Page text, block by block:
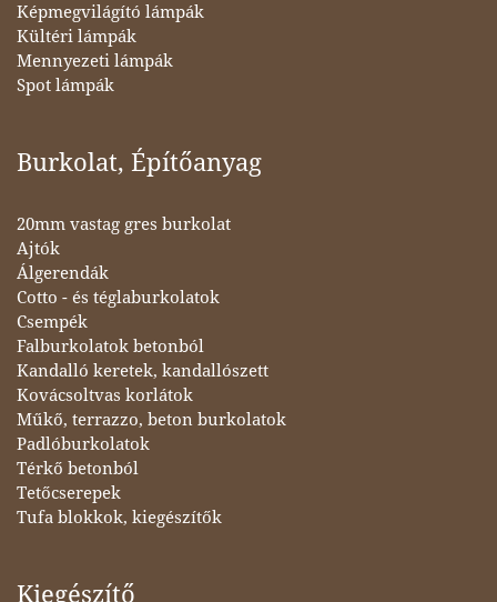
Képmegvilágító lámpák
Kültéri lámpák
Mennyezeti lámpák
Spot lámpák
Burkolat, Építőanyag
20mm vastag gres burkolat
Ajtók
Álgerendák
Cotto - és téglaburkolatok
Csempék
Falburkolatok betonból
Kandalló keretek, kandallószett
Kovácsoltvas korlátok
Műkő, terrazzo, beton burkolatok
Padlóburkolatok
Térkő betonból
Tetőcserepek
Tufa blokkok, kiegészítők
Kiegészítő